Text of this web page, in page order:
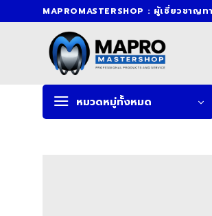
to
MAPROMASTERSHOP : ผู้เชี่ยวชาญ
หมวดหมู่ทั้งหมด